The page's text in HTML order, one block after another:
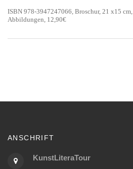
ISBN 978-3947247066, Broschur, 21 x15
Abbildungen, 12,90€
ANSCHRIFT
KunstLiteraTour